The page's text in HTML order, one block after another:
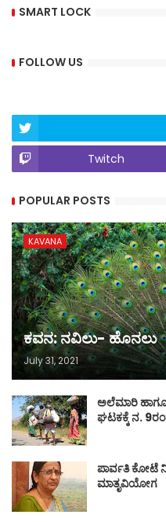
SMART LOCK
FOLLOW US
Twitch
POPULAR POSTS
KAVANA
ಕವನ: ನವಿಲು- ಹೊನಲು
July 31, 2021
ಅಲೆಮಾರಿ ಹಾಗೂ
ಘಟಕಕ್ಕೆ ನ.
ಪಾರ್ವತಿ ಕೋಟೆ
ಮಾತೃವಿಯೋಗ